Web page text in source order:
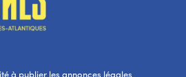
à publier les annonces légales